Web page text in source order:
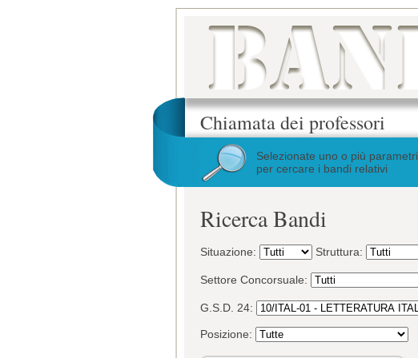
Chiamata dei professori
Selezionate uno o più parametri
per cercare i bandi relativi
Ricerca Bandi
Situazione: Struttura:
Settore Concorsuale:
G.S.D. 24:
Posizione: